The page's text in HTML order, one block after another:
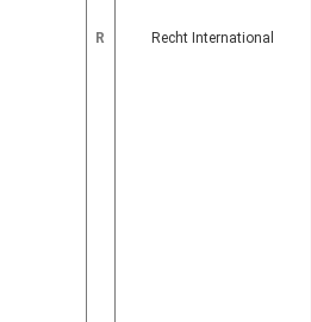
R Recht International